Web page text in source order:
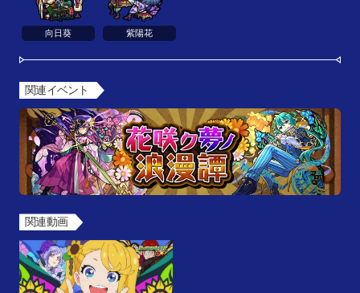
向日葵 紫陽花
関連イベント
関連動画